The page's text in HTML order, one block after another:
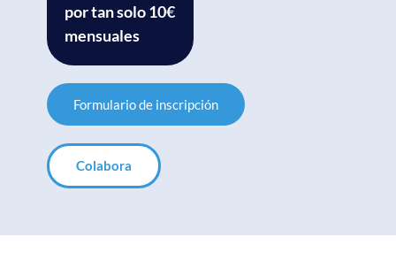
por tan solo 10€
mensuales
Formulario de inscripción
Colabora